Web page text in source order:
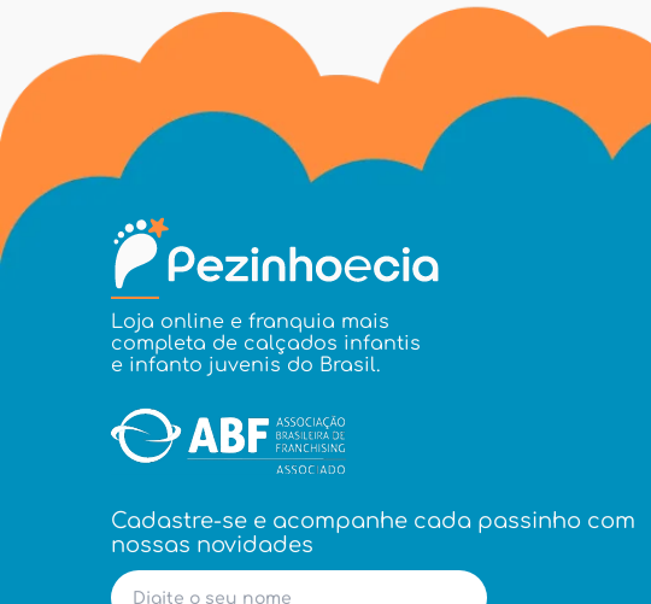
Loja online e franquia mais
completa de calçados infantis
e infanto juvenis do Brasil.
Cadastre-se e acompanhe cada passinho com
nossas novidades